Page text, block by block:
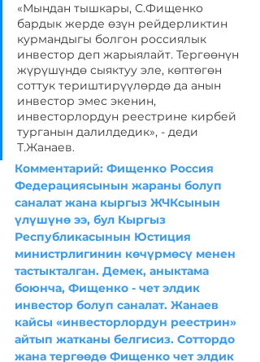
«Мындан тышкары, С.Фищенко
бардык жерде өзүн рейдерликтин
курмандыгы болгон россиялык
инвестор деп жарыялайт. Тергөөнүн
жүрүшүндө сыяктуу эле, көптөгөн
соттук териштирүүлөрдө да анын
инвестор эмес экенин,
инвесторлордун реестрине кирбей
турганын далилдедик», - деди
Т.Жанаев.
Комментарий: Фищенко Россия
Федерациясынын жараны болуп
саналат жана кыргыз ЖЧКсынын
үлүшүнө ээ, бул Кыргыз
Республикасынын Юстиция
министрлигинин көчүрмөсү менен
тастыкталган. Демек, аныктама
боюнча, Фищенко - чет элдик
инвестор болуп саналат. Жанаев
кайсы «инвесторлордун реестрин»
айтып жатканы белгисиз. Соттордо
жана тергөөдө Фищенко чет элдик